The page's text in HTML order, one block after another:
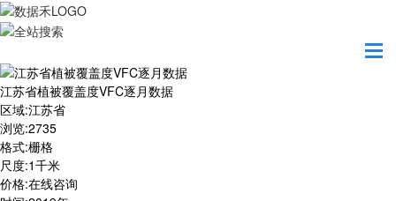
江苏省植被覆盖度VFC逐月数据
区域:江苏省
浏览:2735
格式:栅格
尺度:1千米
价格:在线咨询